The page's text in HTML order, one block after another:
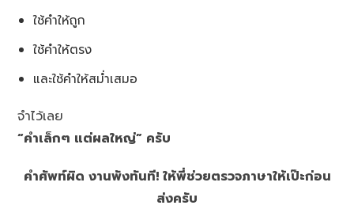
ใช้คำให้ถูก
ใช้คำให้ตรง
และใช้คำให้สม่ำเสมอ
จำไว้เลย
“คำเล็กๆ แต่ผลใหญ่” ครับ
คำศัพท์ผิด งานพังทันที! ให้พี่ช่วยตรวจภาษาให้เป๊ะก่อน
ส่งครับ